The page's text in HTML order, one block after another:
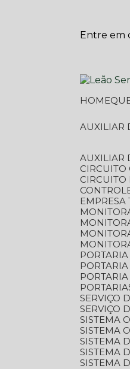
Entre em
HOME
SISTEMA
SISTEMA
SISTEMA
SISTEMA
SISTEMA